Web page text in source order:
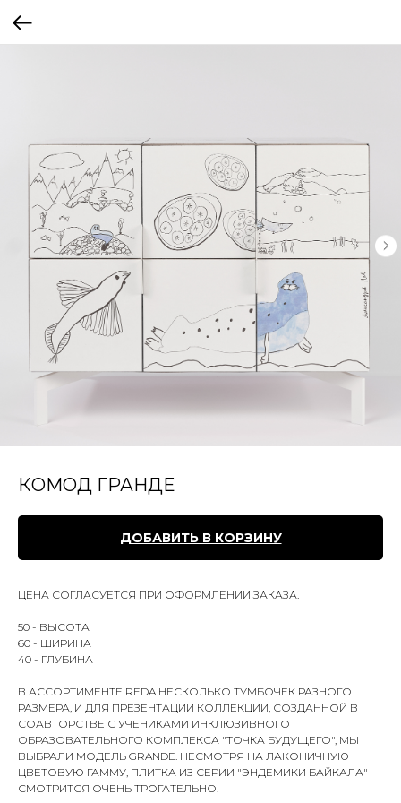
КОМОД ГРАНДЕ
ДОБАВИТЬ В КОРЗИНУ
ЦЕНА СОГЛАСУЕТСЯ ПРИ ОФОРМЛЕНИИ ЗАКАЗА.
50 - ВЫСОТА
60 - ШИРИНА
40 - ГЛУБИНА
В АССОРТИМЕНТЕ REDA НЕСКОЛЬКО ТУМБОЧЕК РАЗНОГО
РАЗМЕРА, И ДЛЯ ПРЕЗЕНТАЦИИ КОЛЛЕКЦИИ, СОЗДАННОЙ В
СОАВТОРСТВЕ С УЧЕНИКАМИ ИНКЛЮЗИВНОГО
ОБРАЗОВАТЕЛЬНОГО КОМПЛЕКСА "ТОЧКА БУДУЩЕГО", МЫ
ВЫБРАЛИ МОДЕЛЬ GRANDE. НЕСМОТРЯ НА ЛАКОНИЧНУЮ
ЦВЕТОВУЮ ГАММУ, ПЛИТКА ИЗ СЕРИИ "ЭНДЕМИКИ БАЙКАЛА"
СМОТРИТСЯ ОЧЕНЬ ТРОГАТЕЛЬНО.